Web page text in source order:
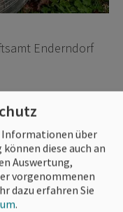
Enderndorf
mehr rund
wie der
Absberg und
Hafenanlagen).
Informationen über
diese auch an
Auswertung,
vorgenommenen
dazu erfahren Sie
.